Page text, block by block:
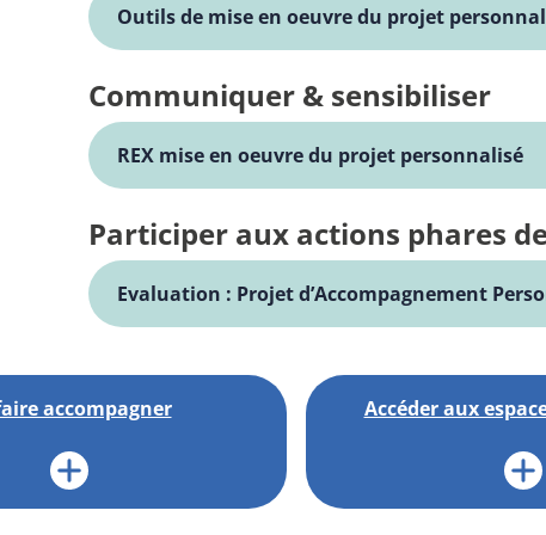
Outils de mise en oeuvre du projet
Communiquer & sensibiliser
REX mise en oeuvre du projet personnalisé
Participer aux actions phares
Evaluation : Projet d’Accompagnement
accompagner Accéder aux